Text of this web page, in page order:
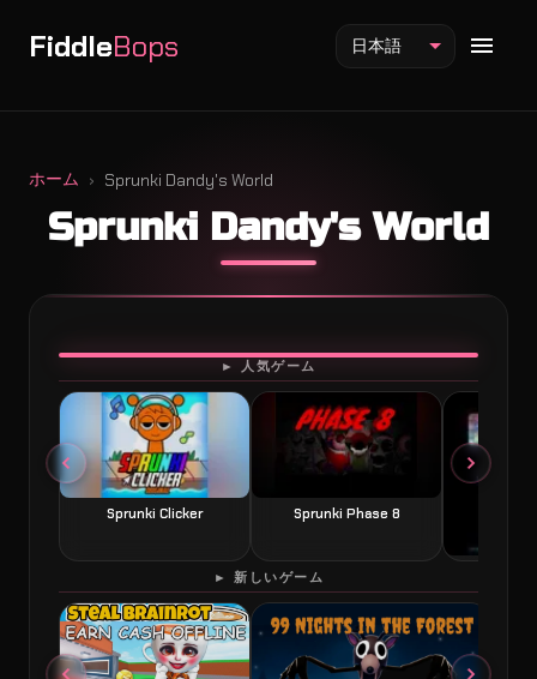
FiddleBops
Fiddlebops Mod
Incredibox Mod
Sprunki Mod
日本語
ホーム Sprunki Dandy's World
Sprunki Dandy's World
► 人気ゲーム
Sprunki Clicker Sprunki Phase 8
プレイ
► 新しいゲーム